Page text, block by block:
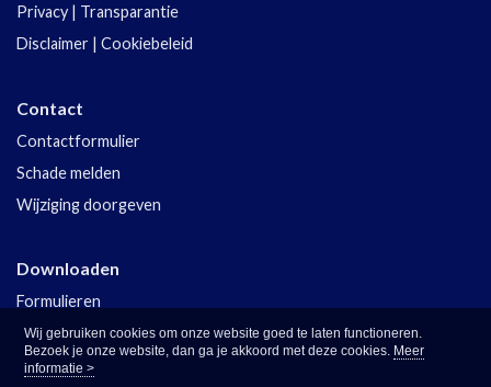
Wij gebruiken cookies om onze website goed te laten functioneren.
Bezoek je onze website, dan ga je akkoord met deze cookies. Meer
informatie >
Privacy | Transparantie
Disclaimer | Cookiebeleid
Contact
Contactformulier
Schade melden
Wijziging doorgeven
Downloaden
Formulieren
Polisvoorwaarden